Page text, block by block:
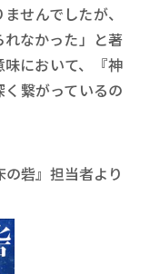
せんでしたが、
れなかった」と著
において、『神
繋がっているの
砦』担当者より